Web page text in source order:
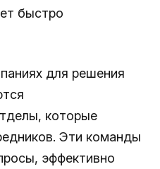
быстро
для решения
которые
Эти команды
эффективно